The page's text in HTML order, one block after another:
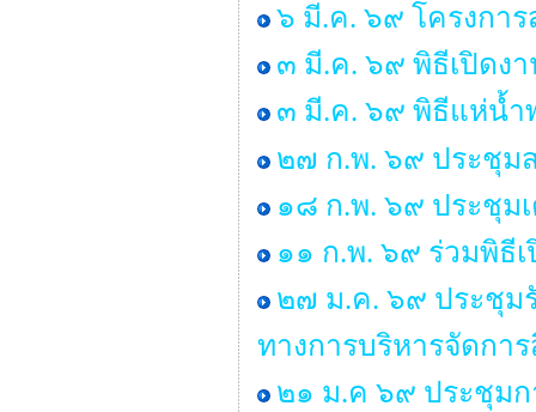
๖ มี.ค. ๖๙ โครงกา
๓ มี.ค. ๖๙ พิธีเปิดง
๓ มี.ค. ๖๙ พิธีแห่น้ำ
๒๗ ก.พ. ๖๙ ประชุม
๑๘ ก.พ. ๖๙ ประชุม
๑๑ ก.พ. ๖๙ ร่วมพิธี
๒๗ ม.ค. ๖๙ ประชุม
ทางการบริหารจัดกา
๒๑ ม.ค ๖๙ ประชุมก